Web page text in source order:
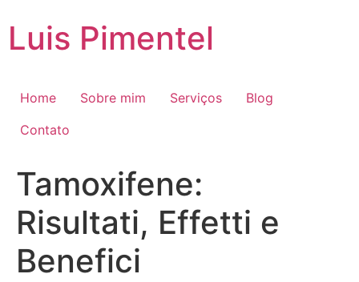
paraLuis Pimentel
Home Sobre mim Serviços
Blog
Contato
Tamoxifene:
Risultati, Effetti e
Benefici